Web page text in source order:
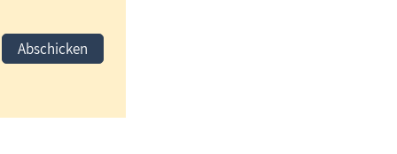
Abschicken